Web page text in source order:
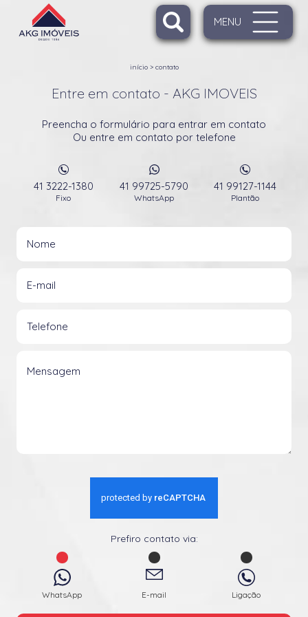
MENU
início> contato
Entre em contato - AKG IMOVEIS
Preencha o formulário para entrar em contato
Ou entre em contato por telefone
41 3222-1380
Fixo
41 99725-5790
WhatsApp
41 99127-1144
Plantão
Prefiro contato via:
WhatsApp E-mail Ligação